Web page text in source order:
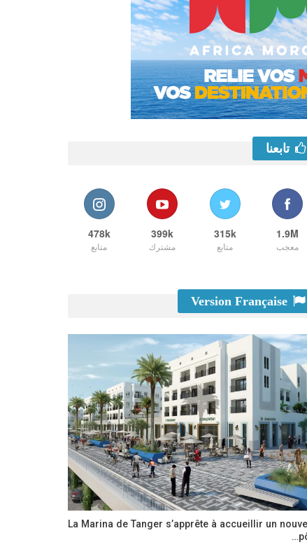
تابعنا
1.9M
معجب
315k
متابع
399k
مشترك
478k
متابع
La Marina de Tanger s’apprête à accueillir un